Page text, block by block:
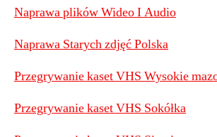
Naprawa plików Wideo I Audio
Naprawa Starych zdjęć Polska
Przegrywanie kaset VHS Wysokie
Przegrywanie kaset VHS Sokółka